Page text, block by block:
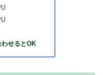
せるとOK